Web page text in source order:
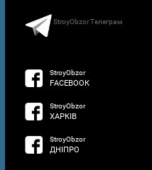
StroyObzor Телеграм
StroyObzor
FACEBOOK
StroyObzor
ХАРКІВ
StroyObzor
ДНІПРО